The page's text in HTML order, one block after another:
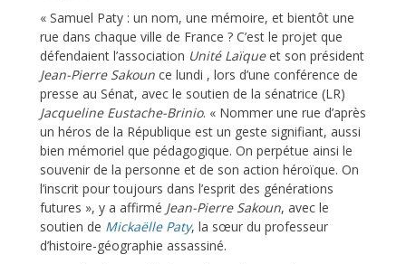
« Samuel Paty : un nom, une mémoire, et bientôt une
rue dans chaque ville de France ? C’est le projet que
défendaient l’association Unité Laïqueet son président
Jean-Pierre Sakoun ce lundi , lors d’une conférence de
presse au Sénat, avec le soutien de la sénatrice (LR)
Jacqueline Eustache-Brinio. « Nommer une rue d’après
un héros de la République est un geste signifiant, aussi
bien mémoriel que pédagogique. On perpétue ainsi le
souvenir de la personne et de son action héroïque. On
l’inscrit pour toujours dans l’esprit des générations
futures », y a affirmé Jean-Pierre Sakoun, avec le
soutien de Mickaëlle Paty, la sœur du professeur
d’histoire-géographie assassiné.